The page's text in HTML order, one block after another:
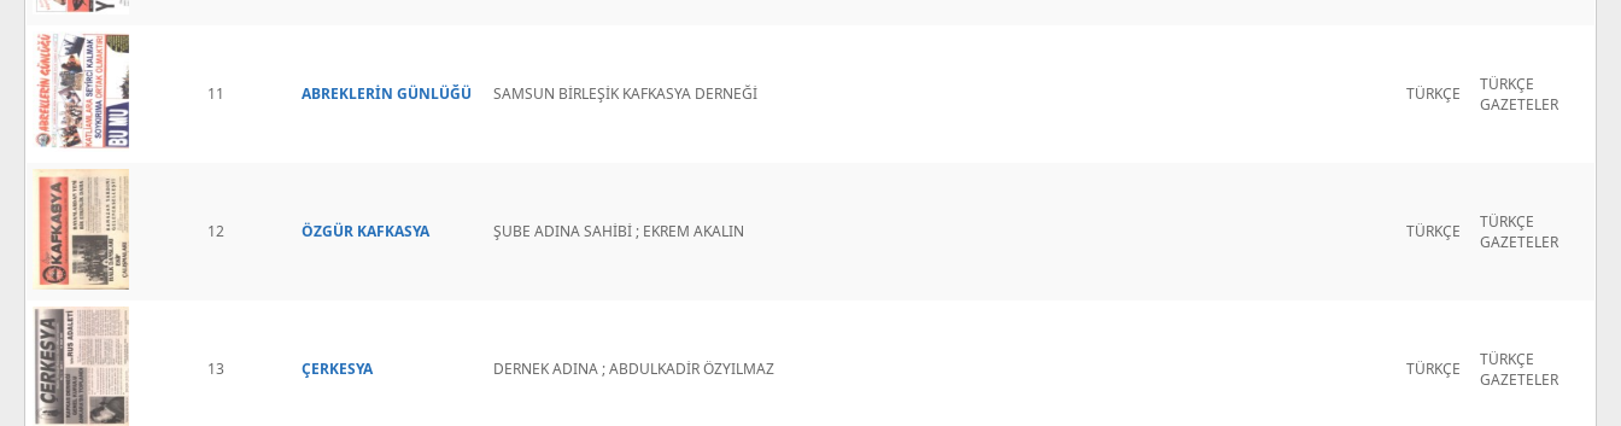
11 ABREKLERİN GÜNLÜĞÜ SAMSUN BİRLEŞİK KAFKASYA DERNEĞİ TÜRKÇE
TÜRKÇE
GAZETELER
12 ÖZGÜR KAFKASYA ŞUBE ADINA SAHİBİ ; EKREM AKALIN TÜRKÇE
TÜRKÇE
GAZETELER
13 ÇERKESYA DERNEK ADINA ; ABDULKADİR ÖZYILMAZ TÜRKÇE
TÜRKÇE
GAZETELER